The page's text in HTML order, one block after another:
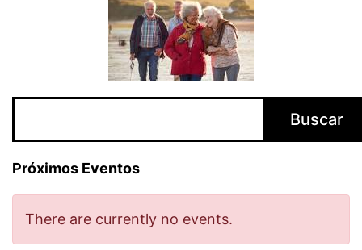
Buscar
Próximos Eventos
There are currently no events.